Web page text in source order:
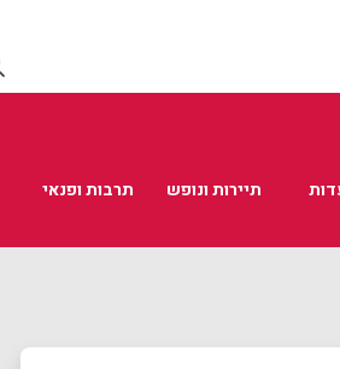
תיירות ונופש תרבות ופנאי